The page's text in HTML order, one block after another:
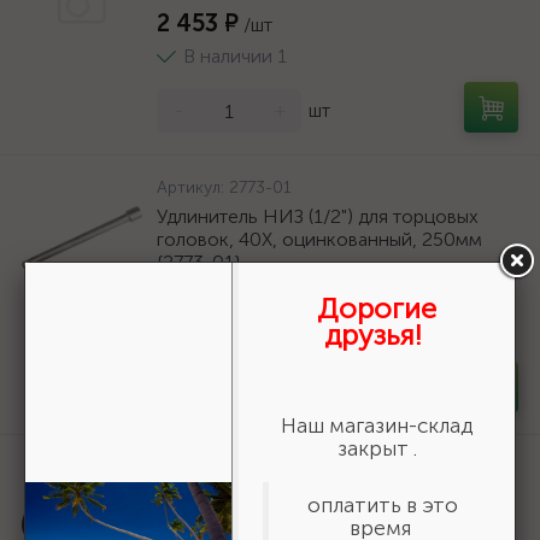
2 453 ₽ /шт
В наличии 1
шт
Артикул: 2773-01
Удлинитель НИЗ (1/2") для торцовых
головок, 40Х, оцинкованный, 250мм
{2773-01}
Садовый компактный секач GRINDA
PRO-Line BA 500, 230/500мм {20815}
Дорогие
друзья!
Наш магазин-склад
закрыт .
оплатить в это
время